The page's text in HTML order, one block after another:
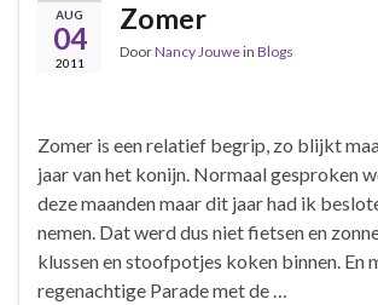
AUG
04
2011
Zomer
DoorNancy Jouwein Blogs
Zomer is een relatief begrip, zo blijkt
jaar van het konijn. Normaal gesproken
deze maanden maar dit jaar had ik
nemen. Dat werd dus niet fietsen en
klussen en stoofpotjes koken binnen. En
regenachtige Parade met de …